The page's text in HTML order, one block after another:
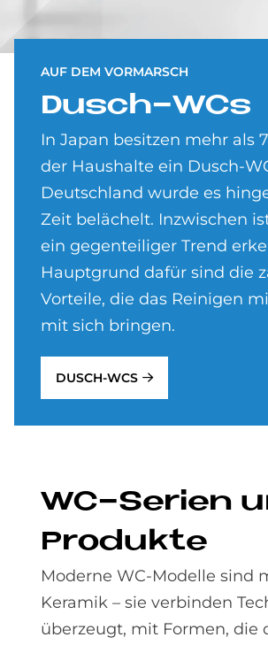
AUF DEM VORMARSCH
Dusch-WCs
In Japan besitzen mehr als
der Haushalte ein Dusch-
Deutschland wurde es
Zeit belächelt. Inzwischen
ein gegenteiliger Trend
Hauptgrund dafür sind die
Vorteile, die das Reinigen
mit sich bringen.
DUSCH-WCS
WC-Se­ri­en
Pro­duk­te
Moderne WC-Modelle sind
Keramik – sie verbinden
überzeugt, mit Formen, die